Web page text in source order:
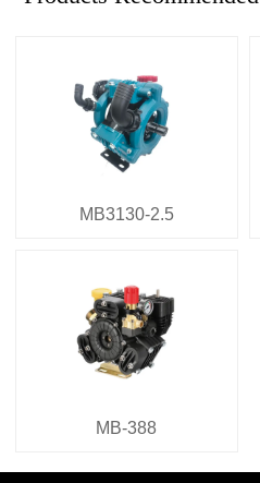
MB3130-2.5
MB-388